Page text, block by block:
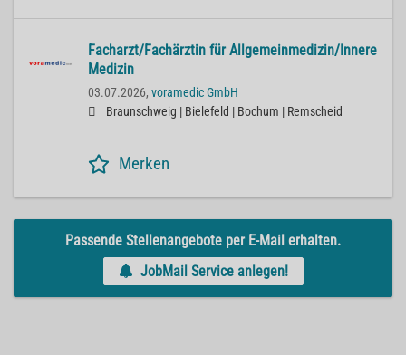
Facharzt/Fachärztin für Allgemeinmedizin/Innere
Medizin
03.07.2026, voramedic GmbH
Braunschweig | Bielefeld | Bochum | Remscheid
Merken
Passende Stellenangebote per E-Mail erhalten.
JobMail Service anlegen!